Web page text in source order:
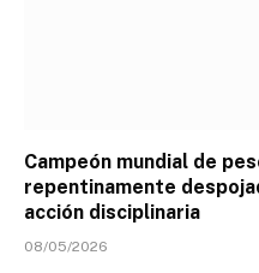
Campeón mundial de
repentinamente
acción disciplinaria
08/05/2026